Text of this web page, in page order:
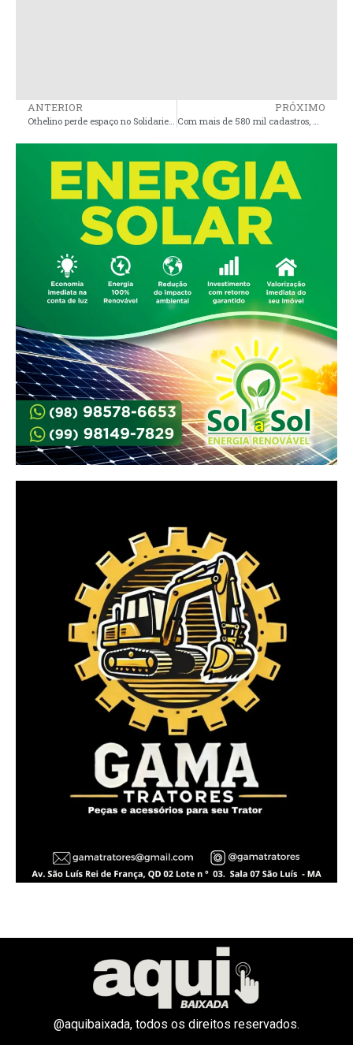
ANTERIOR
Othelino perde espaço no Solidariedade e futuro no partido é incerto
PRÓXIMO
Com mais de 580 mil cadastros, Maranhão está no centro de esquema bilionário de falsos pescadores
@aquibaixada, todos os direitos reservados.